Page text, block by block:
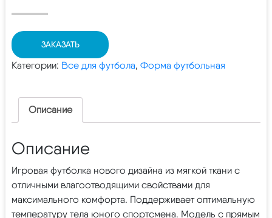
ЗАКАЗАТЬ
Категории: Все для футбола, Форма футбольная
Описание
Описание
Игровая футболка нового дизайна из мягкой ткани с
отличными влагоотводящими свойствами для
максимального комфорта. Поддерживает оптимальную
температуру тела юного спортсмена. Модель с прямым